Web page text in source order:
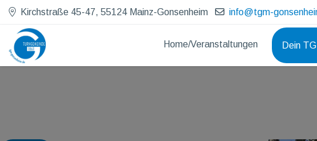
Kirchstraße 45-47, 55124 Mainz-Gonsenheim info@tgm-
Home/Veranstaltungen Dein